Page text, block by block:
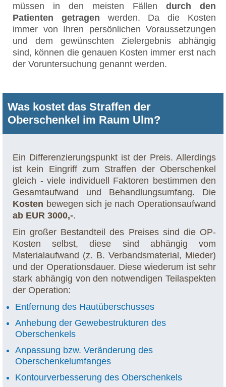
müssen in den meisten Fällen durch den
Patienten getragen werden. Da die Kosten
immer von Ihren persönlichen Voraussetzungen
und dem gewünschten Zielergebnis abhängig
sind, können die genauen Kosten immer erst nach
der Voruntersuchung genannt werden.
Was kostet das Straffen der
Oberschenkel im Raum Ulm?
Ein Differenzierungspunkt ist der Preis. Allerdings
ist kein Eingriff zum Straffen der Oberschenkel
gleich - viele individuell Faktoren bestimmen den
Gesamtaufwand und Behandlungsumfang. Die
Kosten bewegen sich je nach Operationsaufwand
ab EUR 3000,-.
Ein großer Bestandteil des Preises sind die OP-
Kosten selbst, diese sind abhängig vom
Materialaufwand (z. B. Verbandsmaterial, Mieder)
und der Operationsdauer. Diese wiederum ist sehr
stark abhängig von den notwendigen Teilaspekten
der Operation:
Entfernung des Hautüberschusses
Anhebung der Gewebestrukturen des
Oberschenkels
Anpassung bzw. Veränderung des
Oberschenkelumfanges
Kontourverbesserung des Oberschenkels